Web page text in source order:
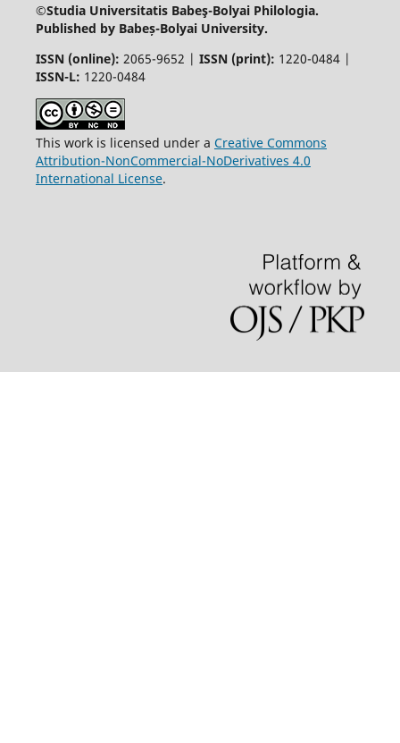
©Studia Universitatis Babeş-Bolyai Philologia.
Published by Babeș-Bolyai University.
ISSN (online): 2065-9652 | ISSN (print): 1220-0484 |
ISSN-L: 1220-0484
This work is licensed under a Creative Commons
Attribution-NonCommercial-NoDerivatives 4.0
International License.